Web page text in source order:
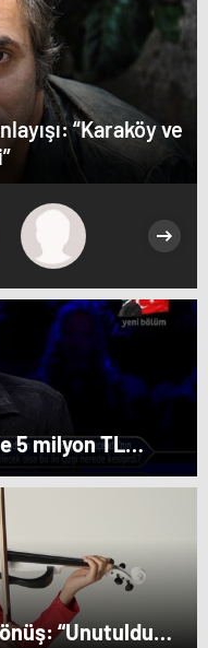
“Karaköy ve
5 milyon TL
“Unutuldun”